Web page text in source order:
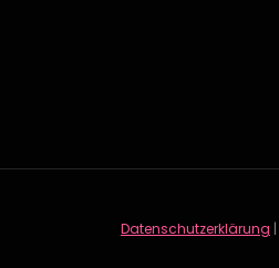
Datenschutzerklärung